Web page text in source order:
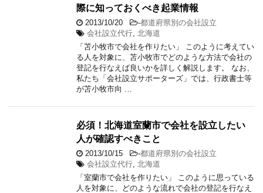
際に知っておくべき起業情報
2013/10/20 -都道府県別の会社設立
会社設立代行 北海道
「苫小牧市で会社を作りたい」 このように考えてい
る人を対象に、苫小牧市でどのような方法で会社の
登記を行なえば良いかを詳しく解説します。 なお、
私たち「会社設立サポーターズ」では、行政書士等
が苫小牧市向 …
必須！北海道室蘭市で会社を設立したい
人が確認すべきこと
2013/10/15 -都道府県別の会社設立
会社設立代行 北海道
「室蘭市で会社を作りたい」 このように思っている
人を対象に、どのような流れで会社の登記を行なえ